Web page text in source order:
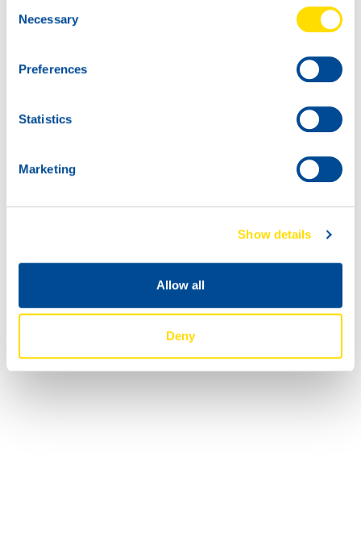
Selection
Necessary
Preferences
Statistics
Marketing
Show details
Allow all
Deny